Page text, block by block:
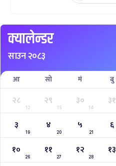
क्यालेन्डर
साउन २०८३
आ सो मं बु
२८
12
२९
13
३०
14
३१
३
19
४
20
५
21
६
१०
26
११
27
१२
28
१३